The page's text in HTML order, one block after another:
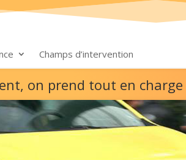
Champs d’intervention
on prend tout en charge